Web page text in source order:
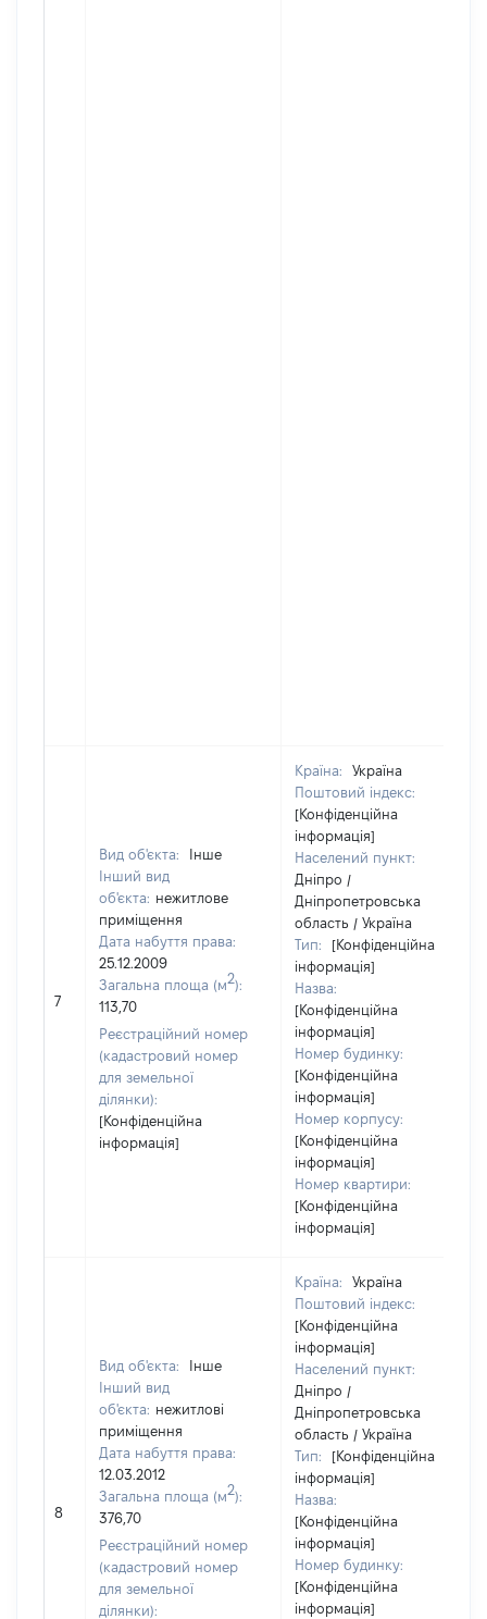
7
Вид об'єкта:
Інше
Інший вид
об'єкта: нежитлове
приміщення
Дата набуття права:
25.12.2009
Загальна площа (м2):
113,70
Реєстраційний номер
(кадастровий номер
для земельної
ділянки):
[Конфіденційна
інформація]
Країна:
Україна
Поштовий індекс:
[Конфіденційна
інформація]
Населений пункт:
Дніпро /
Дніпропетровська
область / Україна
Тип:
[Конфіденційна
інформація]
Назва:
[Конфіденційна
інформація]
Номер будинку:
[Конфіденційна
інформація]
Номер корпусу:
[Конфіденційна
інформація]
Номер квартири:
[Конфіденційна
інформація]
8
Вид об'єкта:
Інше
Інший вид
об'єкта: нежитлові
приміщення
Дата набуття права:
12.03.2012
Загальна площа (м2):
376,70
Реєстраційний номер
(кадастровий номер
для земельної
ділянки):
Країна:
Україна
Поштовий індекс:
[Конфіденційна
інформація]
Населений пункт:
Дніпро /
Дніпропетровська
область / Україна
Тип:
[Конфіденційна
інформація]
Назва:
[Конфіденційна
інформація]
Номер будинку:
[Конфіденційна
інформація]